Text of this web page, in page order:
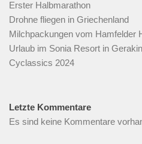
Erster Halbmarathon
Drohne fliegen in Griechenland
Milchpackungen vom Hamfelder
Urlaub im Sonia Resort in
Cyclassics 2024
Letzte Kommentare
Es sind keine Kommentare